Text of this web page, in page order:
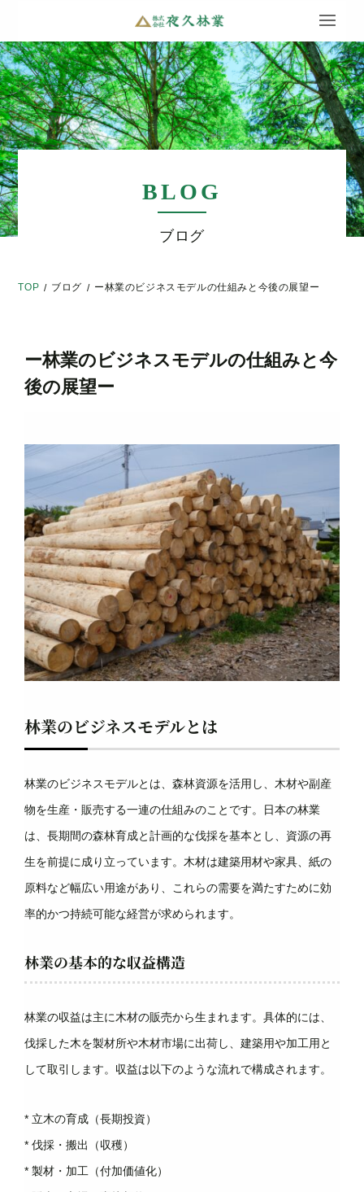
BLOG
ブログ
TOP / ブログ / ー林業のビジネスモデルの仕組みと今後の展望ー
ー林業のビジネスモデルの仕組みと今
後の展望ー
林業のビジネスモデルとは
林業のビジネスモデルとは、森林資源を活用し、木材や副産
物を生産・販売する一連の仕組みのことです。日本の林業
は、長期間の森林育成と計画的な伐採を基本とし、資源の再
生を前提に成り立っています。木材は建築用材や家具、紙の
原料など幅広い用途があり、これらの需要を満たすために効
率的かつ持続可能な経営が求められます。
林業の基本的な収益構造
林業の収益は主に木材の販売から生まれます。具体的には、
伐採した木を製材所や木材市場に出荷し、建築用や加工用と
して取引します。収益は以下のような流れで構成されます。
* 立木の育成（長期投資）
* 伐採・搬出（収穫）
* 製材・加工（付加価値化）